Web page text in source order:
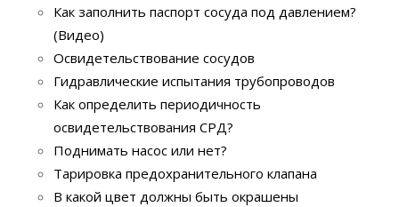
Как заполнить паспорт сосуда под давлением?
(Видео)
Освидетельствование сосудов
Гидравлические испытания трубопроводов
Как определить периодичность
освидетельствования СРД?
Поднимать насос или нет?
Тарировка предохранительного клапана
В какой цвет должны быть окрашены